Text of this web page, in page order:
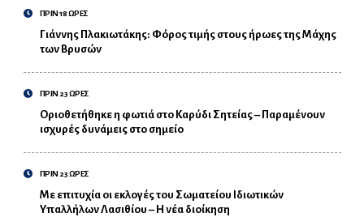
ΠΡΙΝ 18 ΩΡΕΣ
Γιάννης Πλακιωτάκης: Φόρος τιμής στους ήρωες της Μάχης
των Βρυσών
ΠΡΙΝ 23 ΩΡΕΣ
Οριοθετήθηκε η φωτιά στο Καρύδι Σητείας – Παραμένουν
ισχυρές δυνάμεις στο σημείο
ΠΡΙΝ 23 ΩΡΕΣ
Με επιτυχία οι εκλογές του Σωματείου Ιδιωτικών
Υπαλλήλων Λασιθίου – Η νέα διοίκηση